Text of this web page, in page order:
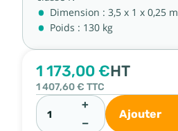
Dimension : 3,5 x 1 x 0,25 m
Poids : 130 kg
1 173,00 €HT
1 407,60 € TTC
+
−
Ajouter